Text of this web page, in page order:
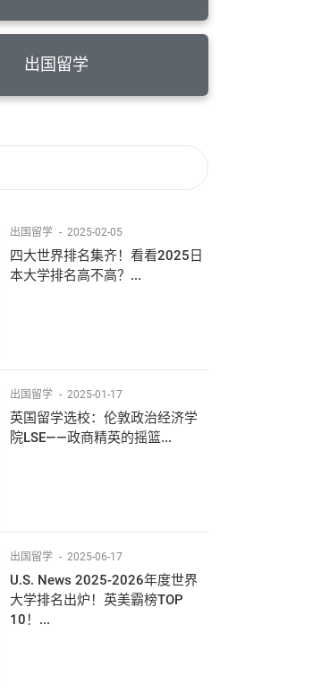
出国留学
出国留学 - 2025-02-05
四大世界排名集齐！看看2025日
本大学排名高不高？...
出国留学 - 2025-01-17
英国留学选校：伦敦政治经济学
院LSE——政商精英的摇篮...
出国留学 - 2025-06-17
U.S. News 2025-2026年度世界
大学排名出炉！英美霸榜TOP
10！...